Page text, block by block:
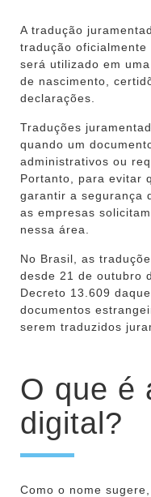
A tradução
tradução oficialmente
será utilizado em
de nascimento,
declarações.
Traduções
quando um
administrativos ou
Portanto, para evitar
garantir a segurança
as empresas
nessa área.
No Brasil, as
desde 21 de outubro
Decreto 13.609
documentos
serem traduzidos
O que é
digital?
Como o nome